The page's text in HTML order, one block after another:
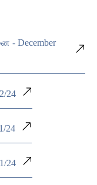
- December
24
24
24